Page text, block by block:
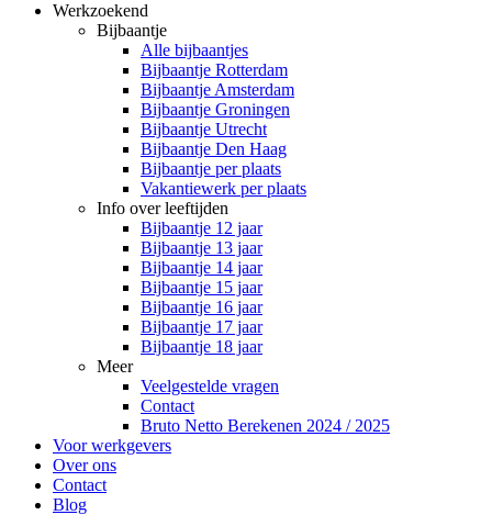
Werkzoekend
Bijbaantje
Alle bijbaantjes
Bijbaantje Rotterdam
Bijbaantje Amsterdam
Bijbaantje Groningen
Bijbaantje Utrecht
Bijbaantje Den Haag
Bijbaantje per plaats
Vakantiewerk per plaats
Info over leeftijden
Bijbaantje 12 jaar
Bijbaantje 13 jaar
Bijbaantje 14 jaar
Bijbaantje 15 jaar
Bijbaantje 16 jaar
Bijbaantje 17 jaar
Bijbaantje 18 jaar
Meer
Veelgestelde vragen
Contact
Bruto Netto Berekenen 2024 / 2025
Voor werkgevers
Over ons
Contact
Blog